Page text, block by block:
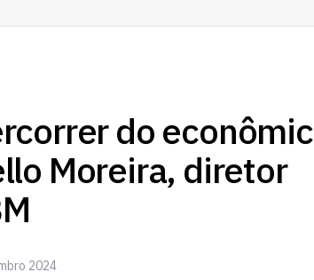
do
Moreira, diretor
2024